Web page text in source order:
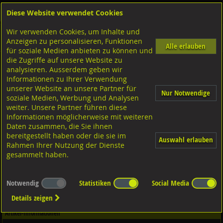
Shop Bohrer-Bit Einsatz-GewindebohrerBiteinsätze
Torx
Bit STARCH TX 1/4", S2 Qualität, verchromt TX10x110
1/4"
Artikel-Informationen
Diese Website verwendet Cookies
Wir verwenden Cookies, um Inhalte und
Anzeigen zu personalisieren, Funktionen
für soziale Medien anbieten zu können und
die Zugriffe auf unsere Website zu
analysieren. Ausserdem geben wir
Informationen zu Ihrer Verwendung
unserer Website an unsere Partner für
soziale Medien, Werbung und Analysen
weiter. Unsere Partner führen diese
Informationen möglicherweise mit weiteren
Daten zusammen, die Sie ihnen
bereitgestellt haben oder die sie im
Rahmen Ihrer Nutzung der Dienste
gesammelt haben.
Alle erlauben
Nur Notwendige
Auswahl erlauben
Notwendig Statistiken
Social Media
Details zeigen